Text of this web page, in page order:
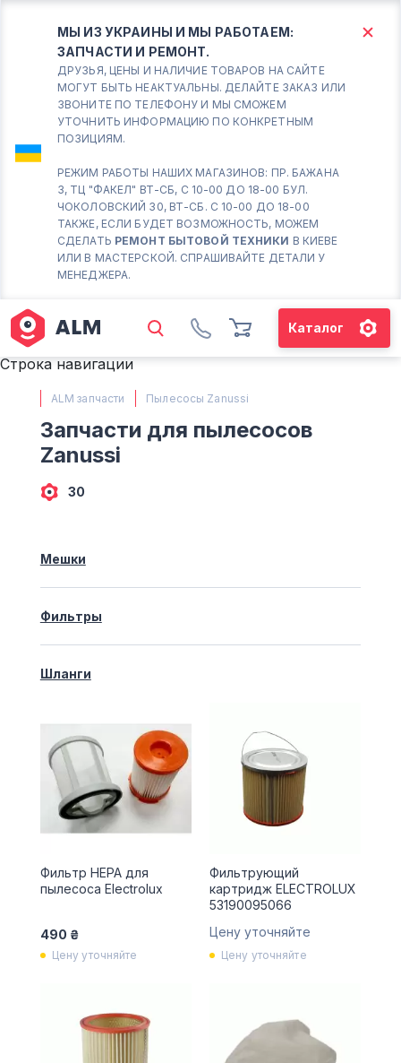
МЫ ИЗ УКРАИНЫ И МЫ РАБОТАЕМ:
ЗАПЧАСТИ И РЕМОНТ.
ДРУЗЬЯ, ЦЕНЫ И НАЛИЧИЕ ТОВАРОВ НА САЙТЕ
МОГУТ БЫТЬ НЕАКТУАЛЬНЫ. ДЕЛАЙТЕ ЗАКАЗ ИЛИ
ЗВОНИТЕ ПО ТЕЛЕФОНУ И МЫ СМОЖЕМ
УТОЧНИТЬ ИНФОРМАЦИЮ ПО КОНКРЕТНЫМ
ПОЗИЦИЯМ.
РЕЖИМ РАБОТЫ НАШИХ МАГАЗИНОВ: ПР. БАЖАНА
3, ТЦ "ФАКЕЛ" ВТ-СБ, С 10-00 ДО 18-00 БУЛ.
ЧОКОЛОВСКИЙ 30, ВТ-СБ. С 10-00 ДО 18-00
ТАКЖЕ, ЕСЛИ БУДЕТ ВОЗМОЖНОСТЬ, МОЖЕМ
СДЕЛАТЬ РЕМОНТ БЫТОВОЙ ТЕХНИКИ В КИЕВЕ
ИЛИ В МАСТЕРСКОЙ. СПРАШИВАЙТЕ ДЕТАЛИ У
МЕНЕДЖЕРА.
Каталог
КИЕВ БОРИСПОЛЬ
Вт.- Сб.
10:00 - 18:00
Соломенский район - ВТ-
СБ. с 10-00 до 18-00
(098) 672 76 42
(063) 722 37 14
М. ХАРЬКОВСКАЯ - ВТ-СБ, С
10-00 ДО 18-00
(063) 527 27 00
(044) 332 76 42
КАРТА
Строка навигации
ALM запчасти Пылесосы Zanussi
Запчасти для пылесосов
Zanussi
30
Мешки
Фильтры
Шланги
Фильтр HEPA для
пылесоса Electrolux
490 ₴
Цену уточняйте
Фильтрующий
картридж ELECTROLUX
53190095066
Цену уточняйте
Цену уточняйте